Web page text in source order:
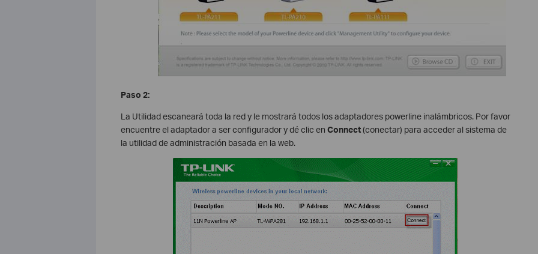
Paso 2:
La Utilidad escaneará toda la red y le mostrará todos los adaptadores powerline inalámbricos. Por favor
encuentre el adaptador a ser configurador y dé clic en Connect(conectar) para acceder al sistema de
la utilidad de administración basada en la web.